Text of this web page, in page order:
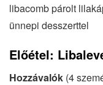
libacomb párolt
ünnepi desszerttel
Előétel:
Hozzávalók (4